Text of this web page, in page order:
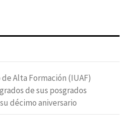
Alta Formación (IUAF)
de sus posgrados
décimo aniversario